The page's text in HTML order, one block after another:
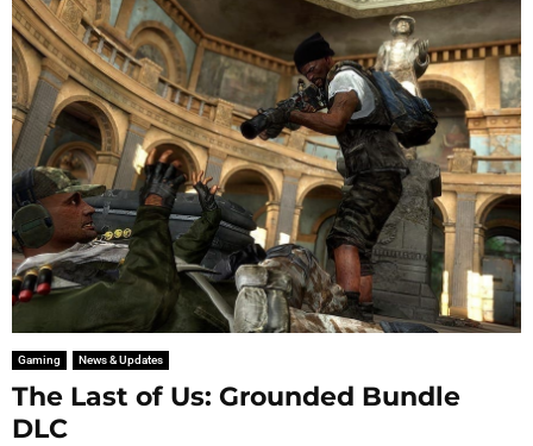
Gaming News & Updates
The Last of Us: Grounded Bundle
DLC